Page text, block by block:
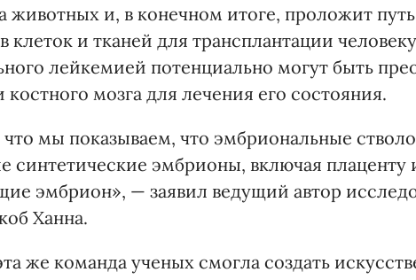
животных и, в конечном итоге, проложит
клеток и тканей для трансплантации
лейкемией потенциально могут быть
костного мозга для лечения его состояния.
мы показываем, что эмбриональные
синтетические эмбрионы, включая
эмбрион», — заявил ведущий автор
Ханна.
же команда ученых смогла создать